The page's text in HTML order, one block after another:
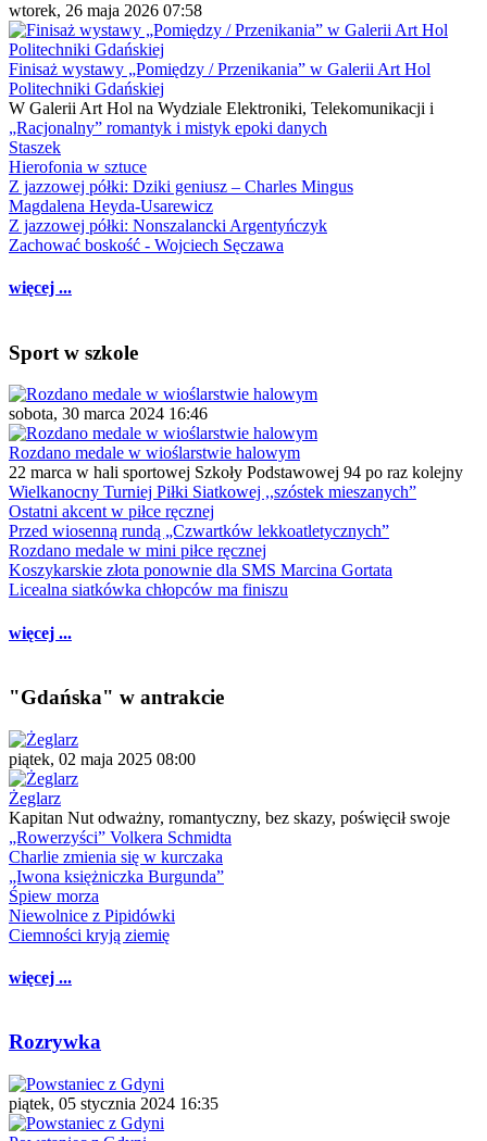
wtorek, 26 maja 2026 07:58
Finisaż wystawy „Pomiędzy / Przenikania” w Galerii Art Hol
Politechniki Gdańskiej
W Galerii Art Hol na Wydziale Elektroniki, Telekomunikacji i
„Racjonalny” romantyk i mistyk epoki danych
Staszek
Hierofonia w sztuce
Z jazzowej półki: Dziki geniusz – Charles Mingus
Magdalena Heyda-Usarewicz
Z jazzowej półki: Nonszalancki Argentyńczyk
Zachować boskość - Wojciech Sęczawa
więcej ...
Sport w szkole
sobota, 30 marca 2024 16:46
Rozdano medale w wioślarstwie halowym
22 marca w hali sportowej Szkoły Podstawowej 94 po raz kolejny
Wielkanocny Turniej Piłki Siatkowej ,,szóstek mieszanych”
Ostatni akcent w piłce ręcznej
Przed wiosenną rundą „Czwartków lekkoatletycznych”
Rozdano medale w mini piłce ręcznej
Koszykarskie złota ponownie dla SMS Marcina Gortata
Licealna siatkówka chłopców ma finiszu
więcej ...
"Gdańska" w antrakcie
piątek, 02 maja 2025 08:00
Żeglarz
Kapitan Nut odważny, romantyczny, bez skazy, poświęcił swoje
„Rowerzyści” Volkera Schmidta
Charlie zmienia się w kurczaka
„Iwona księżniczka Burgunda”
Śpiew morza
Niewolnice z Pipidówki
Ciemności kryją ziemię
więcej ...
Rozrywka
piątek, 05 stycznia 2024 16:35